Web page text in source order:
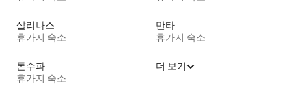
살리나스
휴가지 숙소
만타
휴가지 숙소
톤수파
휴가지 숙소
더 보기